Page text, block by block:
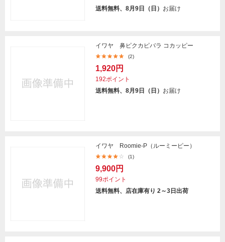
送料無料、8月9日（日） お届け
イワヤ 鼻ピクカピバラ コカッピー
(2)
1,920円
192ポイント
送料無料、8月9日（日） お届け
イワヤ Roomie-P（ルーミーピー）
(1)
9,900円
99ポイント
送料無料、店在庫有り 2～3日出荷